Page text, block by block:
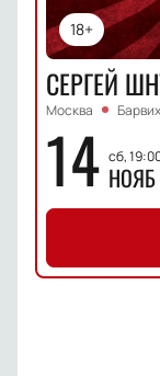
18+
СЕРГЕЙ
Москва
14 сб,
НОЯБ